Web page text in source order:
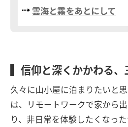
雲海と霧をあとにして
信仰と深くかかわる、
久々に山小屋に泊まりたいと
は、リモートワークで家から
り、非日常を体験したくなっ